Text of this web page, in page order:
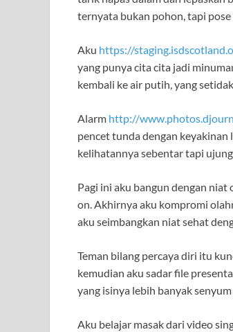
ternyata bukan pohon, tapi
Aku https://
yang punya cita cita jadi
kembali ke air putih, yang
Alarm http://
pencet tunda dengan
kelihatannya sebentar tapi
Pagi ini aku bangun dengan
on. Akhirnya aku kompromi
aku seimbangkan niat sehat
Teman bilang percaya diri itu
kemudian aku sadar file
yang isinya lebih banyak
Aku belajar masak dari video